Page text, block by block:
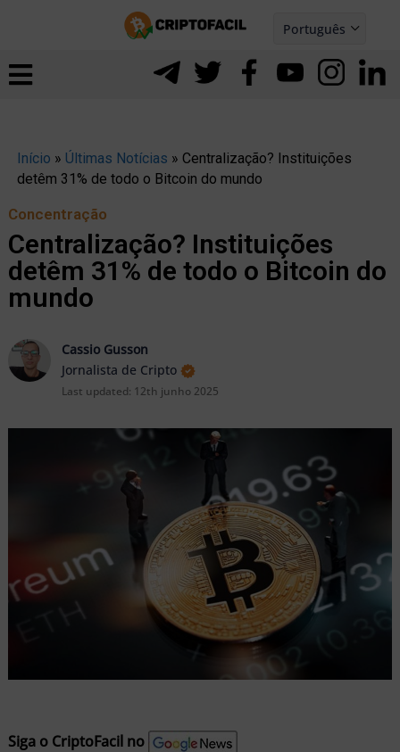
Português
Español
Início » Últimas Notícias » Centralização? Instituições
detêm 31% de todo o Bitcoin do mundo
Concentração
Centralização? Instituições
detêm 31% de todo o Bitcoin do
mundo
Cassio Gusson
Jornalista de Cripto
Last updated: 12th junho 2025
Siga o CriptoFacil no